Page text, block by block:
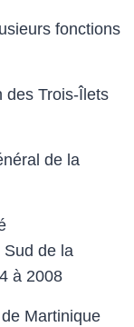
fonctions
des Trois-Îlets
de la
Sud de la
à 2008
Martinique